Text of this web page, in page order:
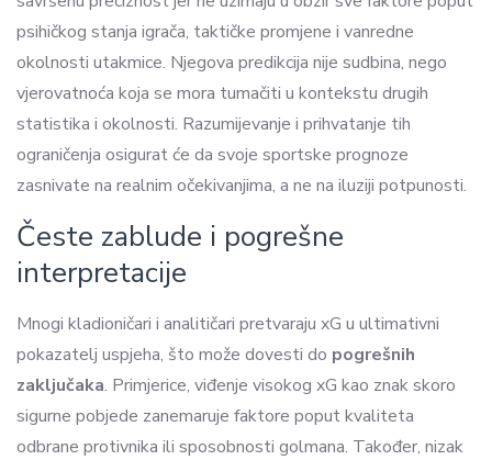
psihičkog stanja igrača, taktičke promjene i vanredne
okolnosti utakmice. Njegova predikcija nije sudbina, nego
vjerovatnoća koja se mora tumačiti u kontekstu drugih
statistika i okolnosti. Razumijevanje i prihvatanje tih
ograničenja osigurat će da svoje sportske prognoze
zasnivate na realnim očekivanjima, a ne na iluziji potpunosti.
Česte zablude i pogrešne
interpretacije
Mnogi kladioničari i analitičari pretvaraju xG u ultimativni
pokazatelj uspjeha, što može dovesti do pogrešnih
zaključaka. Primjerice, viđenje visokog xG kao znak skoro
sigurne pobjede zanemaruje faktore poput kvaliteta
odbrane protivnika ili sposobnosti golmana. Također, nizak